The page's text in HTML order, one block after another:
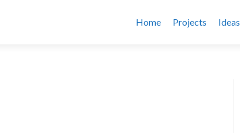
Home Projects Ideas